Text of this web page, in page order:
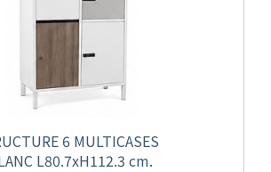
6 MULTICASES
L80.7xH112.3 cm.